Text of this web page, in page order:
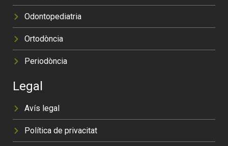
Odontopediatria
Ortodòncia
Periodòncia
Legal
Avís legal
Política de privacitat